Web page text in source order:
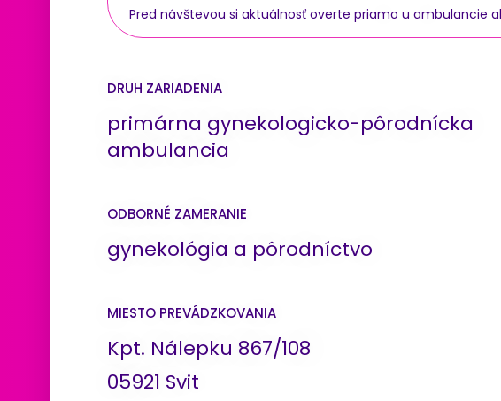
Pred návštevou si aktuálnosť overte priamo u ambulancie
DRUH ZARIADENIA
primárna gynekologicko-pôrodnícka
ambulancia
ODBORNÉ ZAMERANIE
gynekológia a pôrodníctvo
MIESTO PREVÁDZKOVANIA
Kpt. Nálepku 867/108
05921 Svit